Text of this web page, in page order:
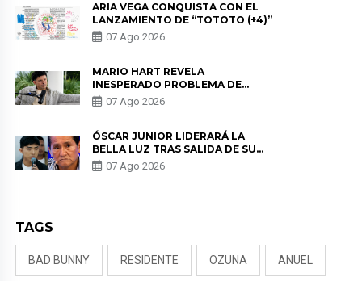
ARIA VEGA CONQUISTA CON EL
LANZAMIENTO DE “TOTOTO (+4)”
07 Ago 2026
MARIO HART REVELA
INESPERADO PROBLEMA DE
SALUD ANTES DE SEPARARSE DE
KORINA: “ME ENCONTRARON UN
07 Ago 2026
ÓSCAR JUNIOR LIDERARÁ LA
BELLA LUZ TRAS SALIDA DE SU
PADRE POR POLÉMICA CON
NALDY SALDAÑA
07 Ago 2026
TAGS
BAD BUNNY RESIDENTE OZUNA ANUEL